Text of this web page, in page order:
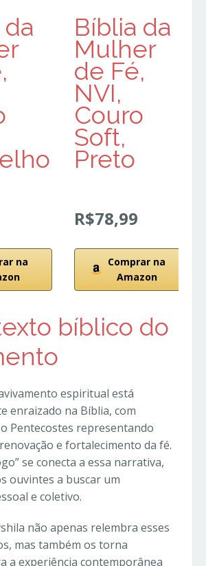
na
Bíblia da
Mulher
de Fé,
NVI,
Couro
Soft,
Preto
R$78,99
Comprar na
Amazon
bíblico do
espiritual está
enraizado na Bíblia, com
Pentecostes representando
e fortalecimento da fé.
se conecta a essa narrativa,
ouvintes a buscar um
e coletivo.
não apenas relembra esses
mas também os torna
a experiência contemporânea